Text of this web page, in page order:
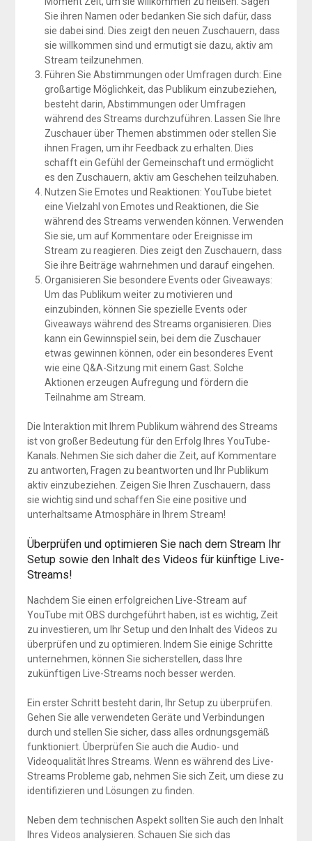
Sie ihren Namen oder bedanken Sie sich dafür, dass
sie dabei sind. Dies zeigt den neuen Zuschauern, dass
sie willkommen sind und ermutigt sie dazu, aktiv am
Stream teilzunehmen.
Führen Sie Abstimmungen oder Umfragen durch: Eine
großartige Möglichkeit, das Publikum einzubeziehen,
besteht darin, Abstimmungen oder Umfragen
während des Streams durchzuführen. Lassen Sie Ihre
Zuschauer über Themen abstimmen oder stellen Sie
ihnen Fragen, um ihr Feedback zu erhalten. Dies
schafft ein Gefühl der Gemeinschaft und ermöglicht
es den Zuschauern, aktiv am Geschehen teilzuhaben.
Nutzen Sie Emotes und Reaktionen: YouTube bietet
eine Vielzahl von Emotes und Reaktionen, die Sie
während des Streams verwenden können. Verwenden
Sie sie, um auf Kommentare oder Ereignisse im
Stream zu reagieren. Dies zeigt den Zuschauern, dass
Sie ihre Beiträge wahrnehmen und darauf eingehen.
Organisieren Sie besondere Events oder Giveaways:
Um das Publikum weiter zu motivieren und
einzubinden, können Sie spezielle Events oder
Giveaways während des Streams organisieren. Dies
kann ein Gewinnspiel sein, bei dem die Zuschauer
etwas gewinnen können, oder ein besonderes Event
wie eine Q&A-Sitzung mit einem Gast. Solche
Aktionen erzeugen Aufregung und fördern die
Teilnahme am Stream.
Die Interaktion mit Ihrem Publikum während des Streams
ist von großer Bedeutung für den Erfolg Ihres YouTube-
Kanals. Nehmen Sie sich daher die Zeit, auf Kommentare
zu antworten, Fragen zu beantworten und Ihr Publikum
aktiv einzubeziehen. Zeigen Sie Ihren Zuschauern, dass
sie wichtig sind und schaffen Sie eine positive und
unterhaltsame Atmosphäre in Ihrem Stream!
Überprüfen und optimieren Sie nach dem Stream Ihr
Setup sowie den Inhalt des Videos für künftige Live-
Streams!
Nachdem Sie einen erfolgreichen Live-Stream auf
YouTube mit OBS durchgeführt haben, ist es wichtig, Zeit
zu investieren, um Ihr Setup und den Inhalt des Videos zu
überprüfen und zu optimieren. Indem Sie einige Schritte
unternehmen, können Sie sicherstellen, dass Ihre
zukünftigen Live-Streams noch besser werden.
Ein erster Schritt besteht darin, Ihr Setup zu überprüfen.
Gehen Sie alle verwendeten Geräte und Verbindungen
durch und stellen Sie sicher, dass alles ordnungsgemäß
funktioniert. Überprüfen Sie auch die Audio- und
Videoqualität Ihres Streams. Wenn es während des Live-
Streams Probleme gab, nehmen Sie sich Zeit, um diese zu
identifizieren und Lösungen zu finden.
Neben dem technischen Aspekt sollten Sie auch den Inhalt
Ihres Videos analysieren. Schauen Sie sich das